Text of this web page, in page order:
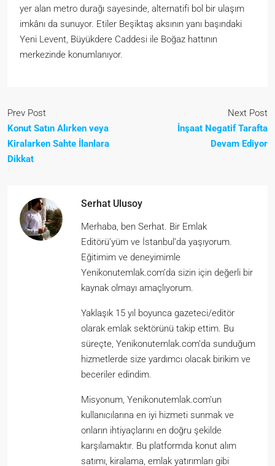
yer alan metro durağı sayesinde, alternatifi bol bir ulaşım
imkânı da sunuyor. Etiler Beşiktaş aksının yanı başındaki
Yeni Levent, Büyükdere Caddesi ile Boğaz hattının
merkezinde konumlanıyor.
Prev Post
Konut Satın Alırken veya
Kiralarken Sahte İlanlara
Dikkat
Next Post
İnşaat Negatif Tarafta
Devam Ediyor
Serhat Ulusoy
Merhaba, ben Serhat. Bir Emlak
Editörü’yüm ve İstanbul’da yaşıyorum.
Eğitimim ve deneyimimle
Yenikonutemlak.com’da sizin için değerli bir
kaynak olmayı amaçlıyorum.
Yaklaşık 15 yıl boyunca gazeteci/editör
olarak emlak sektörünü takip ettim. Bu
süreçte, Yenikonutemlak.com’da sunduğum
hizmetlerde size yardımcı olacak birikim ve
beceriler edindim.
Misyonum, Yenikonutemlak.com’un
kullanıcılarına en iyi hizmeti sunmak ve
onların ihtiyaçlarını en doğru şekilde
karşılamaktır. Bu platformda konut alım
satımı, kiralama, emlak yatırımları gibi